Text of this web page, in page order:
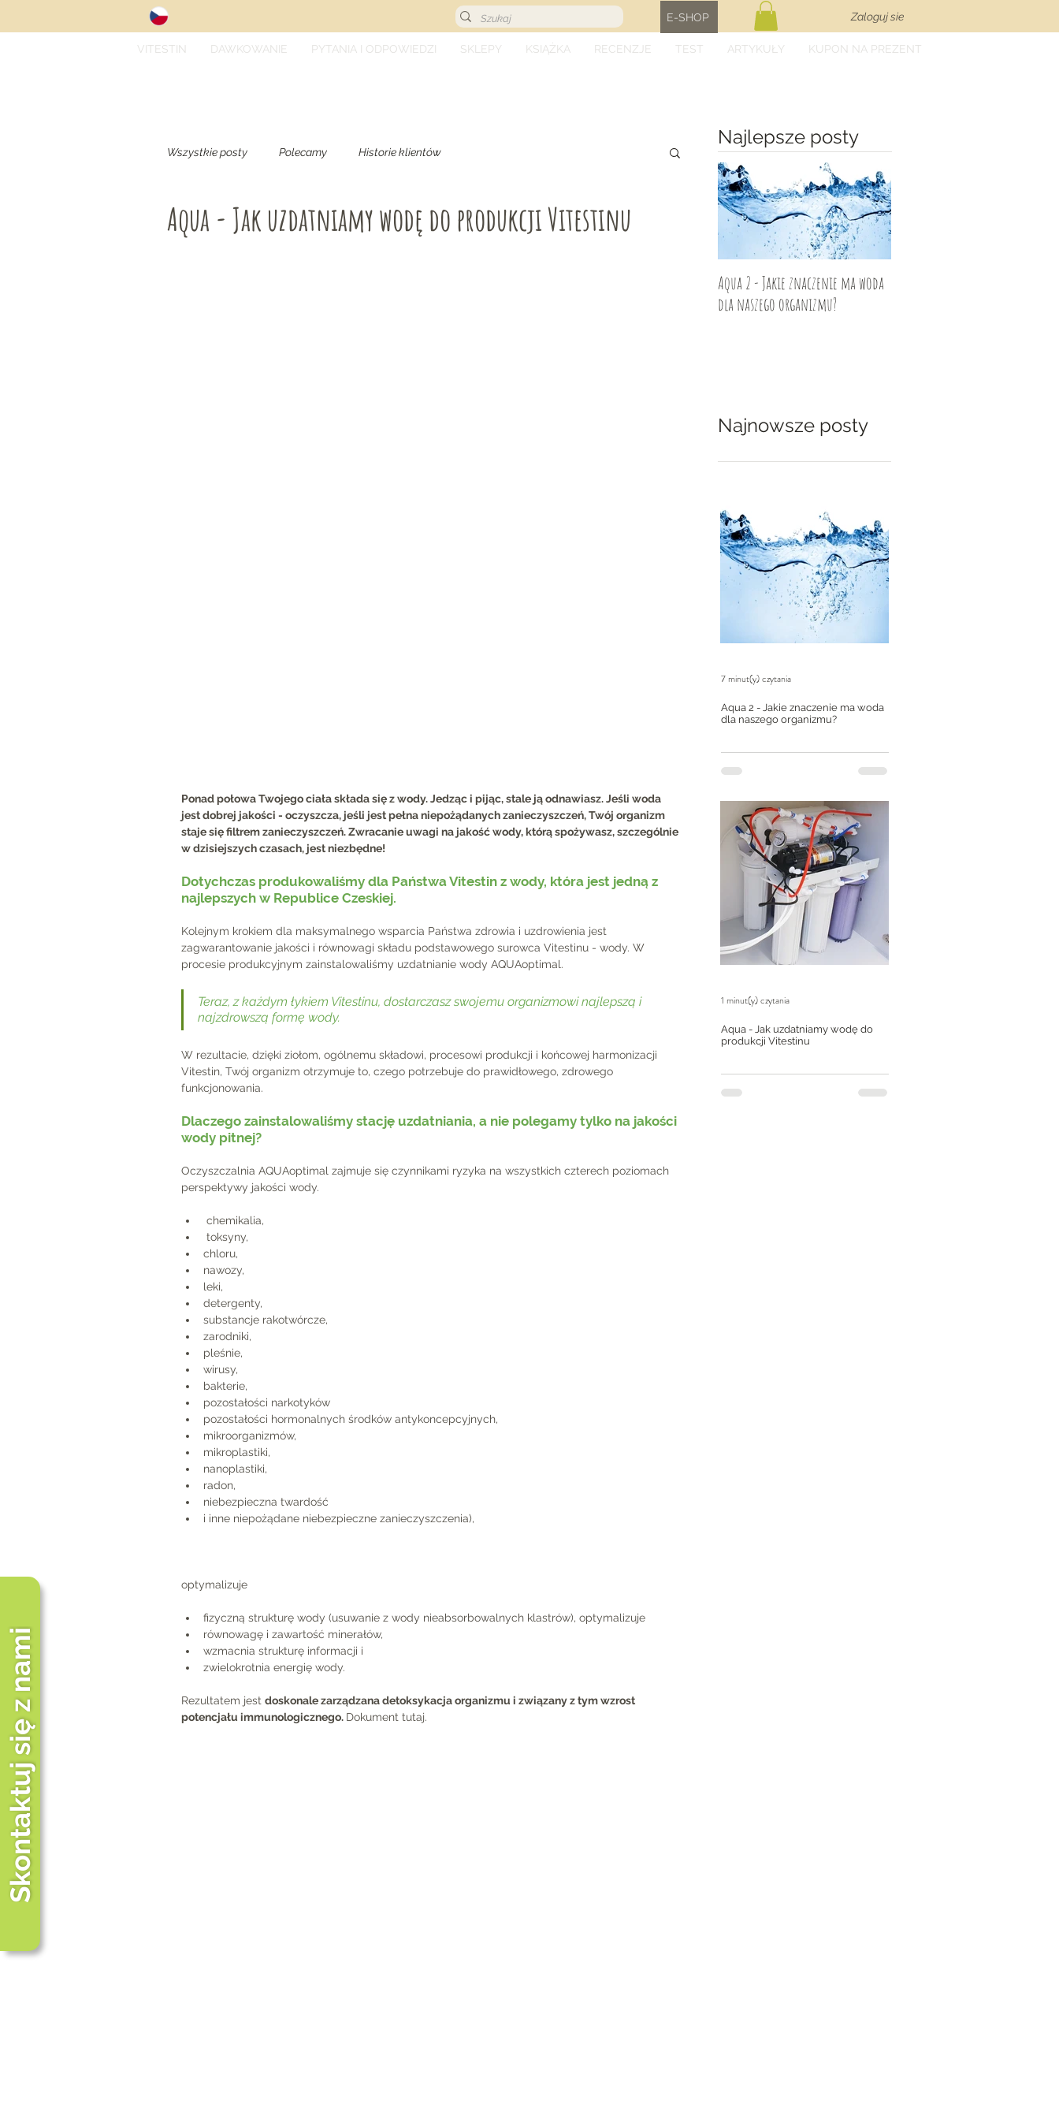
E-SHOP Zaloguj sie
VITESTIN DAWKOWANIE PYTANIA I ODPOWIEDZI SKLEPY KSIĄŻKA RECENZJE TEST ARTYKUŁY KUPON NA PREZENT
Skontaktuj się z nami
Wszystkie posty Polecamy Historie klientów
Aqua - Jak uzdatniamy wodę do produkcji Vitestinu
Ponad połowa Twojego ciała składa się z wody. Jedząc i pijąc, stale ją odnawiasz. Jeśli woda
jest dobrej jakości - oczyszcza, jeśli jest pełna niepożądanych zanieczyszczeń, Twój organizm
staje się filtrem zanieczyszczeń. Zwracanie uwagi na jakość wody, którą spożywasz, szczególnie
w dzisiejszych czasach, jest niezbędne!
Dotychczas produkowaliśmy dla Państwa Vitestin z wody, która jest jedną z
najlepszych w Republice Czeskiej.
Kolejnym krokiem dla maksymalnego wsparcia Państwa zdrowia i uzdrowienia jest
zagwarantowanie jakości i równowagi składu podstawowego surowca Vitestinu - wody. W
procesie produkcyjnym zainstalowaliśmy uzdatnianie wody AQUAoptimal.
Teraz, z każdym łykiem Vitestinu, dostarczasz swojemu organizmowi najlepszą i
najzdrowszą formę wody.
W rezultacie, dzięki ziołom, ogólnemu składowi, procesowi produkcji i końcowej harmonizacji
Vitestin, Twój organizm otrzymuje to, czego potrzebuje do prawidłowego, zdrowego
funkcjonowania.
Dlaczego zainstalowaliśmy stację uzdatniania, a nie polegamy tylko na jakości
wody pitnej?
Oczyszczalnia AQUAoptimal zajmuje się czynnikami ryzyka na wszystkich czterech poziomach
perspektywy jakości wody.
chemikalia,
toksyny,
chloru,
nawozy,
leki,
detergenty,
substancje rakotwórcze,
zarodniki,
pleśnie,
wirusy,
bakterie,
pozostałości narkotyków
pozostałości hormonalnych środków antykoncepcyjnych,
mikroorganizmów,
mikroplastiki,
nanoplastiki,
radon,
niebezpieczna twardość
i inne niepożądane niebezpieczne zanieczyszczenia),
optymalizuje
fizyczną strukturę wody (usuwanie z wody nieabsorbowalnych klastrów), optymalizuje
równowagę i zawartość minerałów,
wzmacnia strukturę informacji i
zwielokrotnia energię wody.
Rezultatem jest doskonale zarządzana detoksykacja organizmu i związany z tym wzrost
potencjału immunologicznego. Dokument tutaj.
Najlepsze posty
Aqua 2 - Jakie znaczenie ma woda
dla naszego organizmu?
Najnowsze posty
Aqua 2 - Jakie znaczenie ma woda
dla naszego organizmu?
7 minut(y) czytania
Aqua - Jak uzdatniamy wodę do
produkcji Vitestinu
1 minut(y) czytania